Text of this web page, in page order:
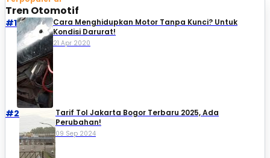
Tren Otomotif
#1
Cara Menghidupkan Motor Tanpa Kunci? Untuk
Kondisi Darurat!
21 Apr 2020
#2
Tarif Tol Jakarta Bogor Terbaru 2025, Ada
Perubahan!
09 Sep 2024